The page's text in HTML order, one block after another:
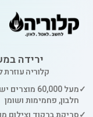
ירידה
קלוריה
✓
מעל 60,000
חלבון, פחמימות ושומן